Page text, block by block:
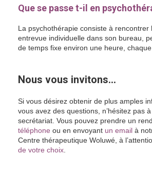
Que se passe t-il en
La psychothérapie consiste à rencontrer
entrevue individuelle dans son bureau,
de temps fixe environ une heure,
Nous vous invitons…
Si vous désirez obtenir de plus amples
vous avez des questions, n’hésitez pas à
secrétariat. Vous pouvez prendre un
téléphone ou en envoyant un email à
Centre thérapeutique Woluwé, à
de votre choix.